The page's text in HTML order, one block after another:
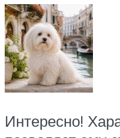
Интересно!